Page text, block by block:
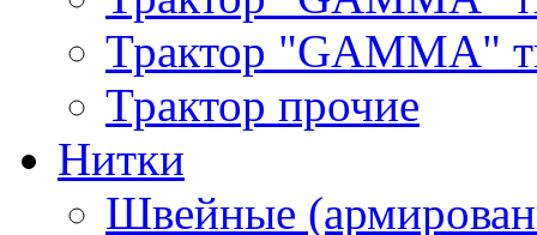
Трактор "GAMMA"
Трактор прочие
Нитки
Швейные